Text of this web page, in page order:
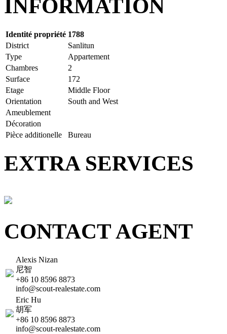
INFORMATION
Identité propriété 1788
District
Sanlitun
Type
Appartement
Chambres
2
Surface
172
Etage
Middle Floor
Orientation
South and West
Ameublement
Décoration
Pièce additionelle
Bureau
EXTRA SERVICES
CONTACT AGENT
Alexis Nizan
尼智
+86 10 8596 8873
info@scout-realestate.com
Eric Hu
胡军
+86 10 8596 8873
info@scout-realestate.com